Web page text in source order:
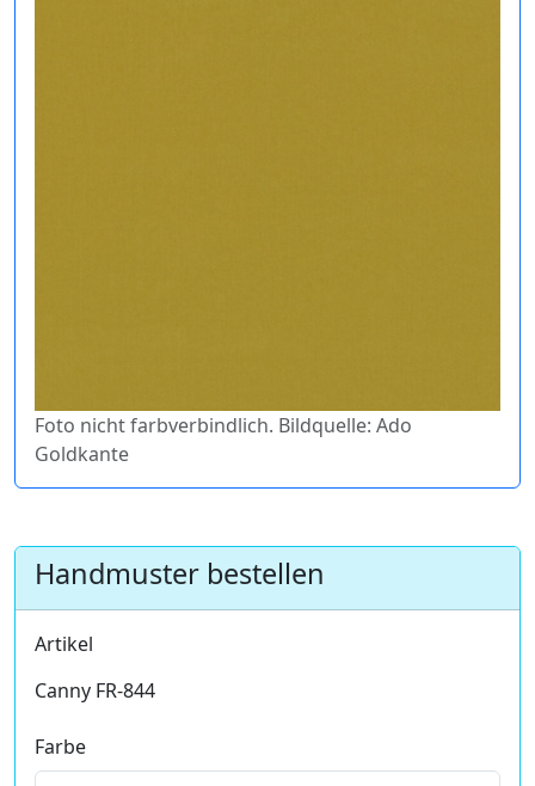
Foto nicht farbverbindlich. Bildquelle: Ado
Goldkante
Handmuster bestellen
Artikel
Canny FR-844
Farbe